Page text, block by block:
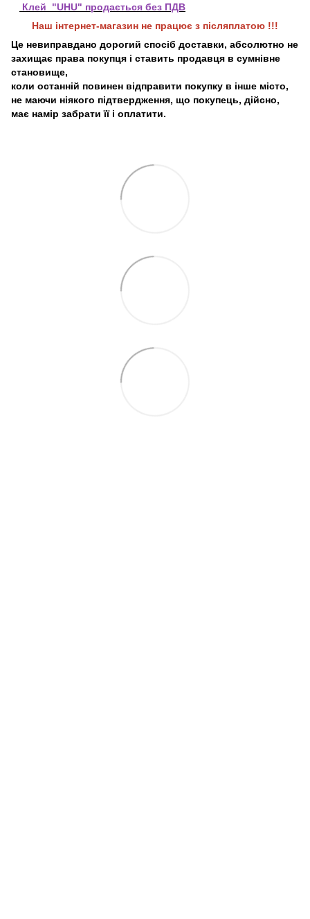
Клей "UHU" продається без ПДВ
Наш інтернет-магазин не працює з післяплатою !!!
Це невиправдано дорогий спосіб доставки, абсолютно не
захищає права покупця і ставить продавця в сумнівне
становище,
коли останній повинен відправити покупку в інше місто,
не маючи ніякого підтвердження, що покупець, дійсно,
має намір забрати її і оплатити.